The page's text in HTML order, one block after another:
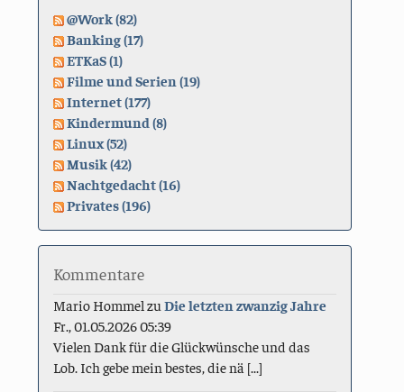
@Work (82)
Banking (17)
ETKaS (1)
Filme und Serien (19)
Internet (177)
Kindermund (8)
Linux (52)
Musik (42)
Nachtgedacht (16)
Privates (196)
Kommentare
Mario Hommel zuDie letzten zwanzig Jahre
Fr., 01.05.2026 05:39
Vielen Dank für die Glückwünsche und das
Lob. Ich gebe mein bestes, die nä [...]